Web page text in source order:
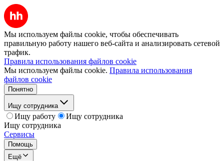
Мы используем файлы cookie, чтобы обеспечивать
правильную работу нашего веб-сайта и анализировать сетевой
трафик.
Правила использования файлов cookie
Мы используем файлы cookie. Правила использования
файлов cookie
Понятно
Ищу сотрудника
Ищу работу
Ищу сотрудника
Ищу сотрудника
Сервисы
Помощь
Ещё